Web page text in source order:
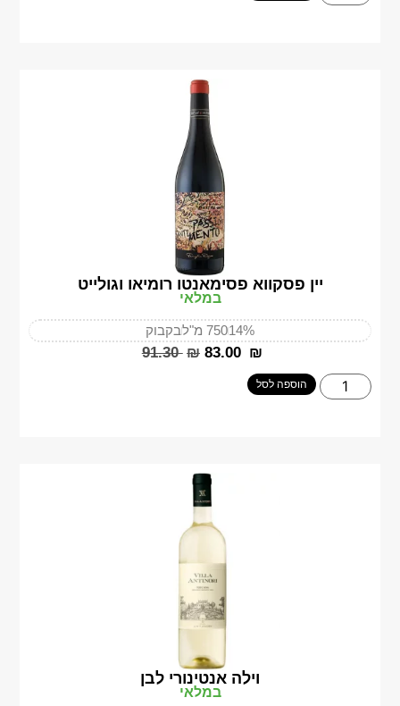
יין פסקווא פסימאנטו רומיאו וגולייט
במלאי
14%750 מ"ל בקבוק
‎91.30 ₪ ‎83.00 ₪
הוספה לסל
וילה אנטינורי לבן
במלאי